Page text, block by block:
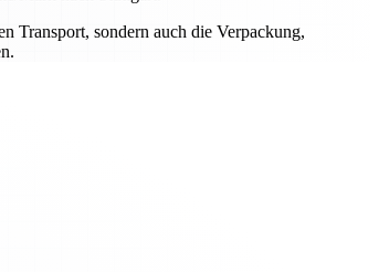
Transport, sondern auch die Verpackung,